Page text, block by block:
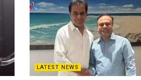
LATEST NEWS